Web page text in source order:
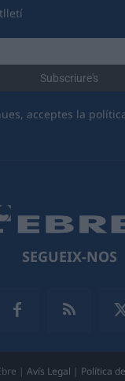
acceptes la
SEGUEIX-NOS
| Avís Legal | Política